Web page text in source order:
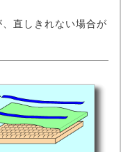
直しきれない場合が